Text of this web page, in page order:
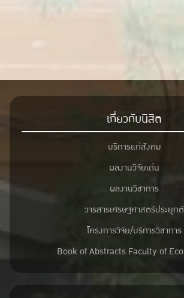
เกี่ยวกับนิสิต
บริการแก่สังคม
ผลงานวิจัยเด่น
ผลงานวิชาการ
วารสารเศรษฐศาสตร์ประยุกต์
โครงการวิจัย/บริการวิชาการ
Book of Abstracts Faculty of